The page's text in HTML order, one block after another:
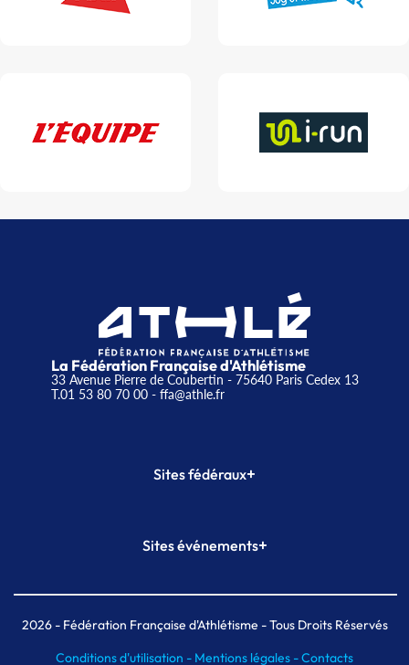
La Fédération Française d'Athlétisme
33 Avenue Pierre de Coubertin - 75640 Paris Cedex 13
T.01 53 80 70 00- ffa@athle.fr
Sites fédéraux+
Plateforme Formation
Sites événements+
Meeting de Paris indoor
MAIF Ekiden de Paris
2026- Fédération Française d'Athlétisme - Tous Droits Réservés
Conditions d'utilisation - Mentions légales -Contacts